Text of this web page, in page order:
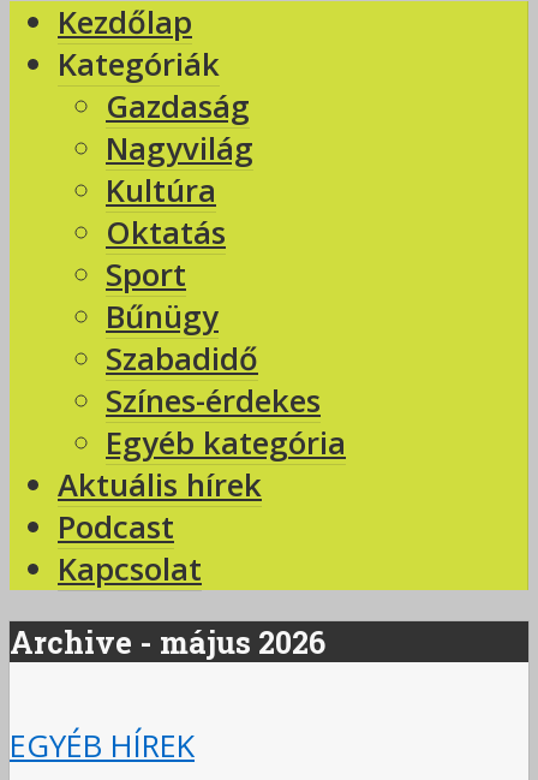
Kezdőlap
Kategóriák
Gazdaság
Nagyvilág
Kultúra
Oktatás
Sport
Bűnügy
Szabadidő
Színes-érdekes
Egyéb kategória
Aktuális hírek
Podcast
Kapcsolat
Archive - május 2026
EGYÉB HÍREK